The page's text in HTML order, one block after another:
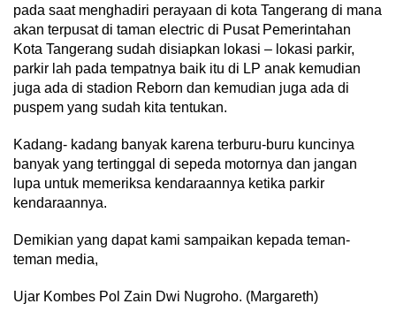
pada saat menghadiri perayaan di kota Tangerang di mana
akan terpusat di taman electric di Pusat Pemerintahan
Kota Tangerang sudah disiapkan lokasi – lokasi parkir,
parkir lah pada tempatnya baik itu di LP anak kemudian
juga ada di stadion Reborn dan kemudian juga ada di
puspem yang sudah kita tentukan.
Kadang- kadang banyak karena terburu-buru kuncinya
banyak yang tertinggal di sepeda motornya dan jangan
lupa untuk memeriksa kendaraannya ketika parkir
kendaraannya.
Demikian yang dapat kami sampaikan kepada teman-
teman media,
Ujar Kombes Pol Zain Dwi Nugroho. (Margareth)